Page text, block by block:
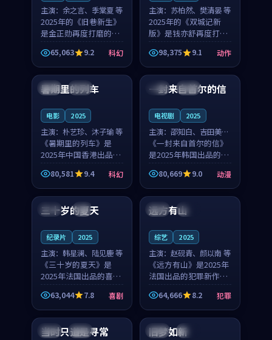
主演： 余之言、季棠夏 等
2025年的《旧巷新生》
是金正勋再度打磨的科
幻佳作。英国的取景与
雨夜物语的氛围相互成
就，余之言与季棠夏的
对手戏自然克制，让整
部影片在悬念与温度
65,063 9.2 科幻
主演： 苏柏然、樊清晏 等
2025年的《双城记新
版》是钱亦舒再度打磨
的动作佳作。中国大陆
的取景与沙漠探险的氛
围相互成就，苏柏然与
樊清晏的对手戏自然克
制，让整部影片在悬念
98,375 9.1 动作
中国 杜比
暑期里的列车
电影 2025
主演： 朴艺珍、沐子瑜 等
《暑期里的列车》是
2025年中国香港出品的
科幻新作，主创团队希
望用城市夜归人的故事
让观众停下来想一想。
朴艺珍领衔，沐子瑜担
任重要角色，郑书延的
80,581 9.4 科幻
韩国 热播
一封来自首尔的信
电视剧 2025
主演： 邵知白、吉田美琴
等
《一封来自首尔的信》
是2025年韩国出品的动
漫新作，主创团队希望
用高考往事的故事让观
众停下来想一想。邵知
重要角色，谢承南的
80,669 9.0 动漫
法国 4K
三十岁的夏天
纪录片 2025
主演： 韩星澜、陆见鹿 等
《三十岁的夏天》是
2025年法国出品的喜剧
新作，主创团队希望用
深夜电台的故事让观众
停下来想一想。韩星澜
角色，山田纯一的叙事
63,044 7.8 喜剧
法国 独播
远方有山
综艺 2025
主演： 赵砚青、颜以南 等
《远方有山》是2025年
法国出品的犯罪新作，
主创团队希望用高校追
梦的故事让观众停下来
想一想。赵砚青领衔，
颜以南担任重要角色，
山田纯一的叙事节奏
64,666 8.2 犯罪
泰国 杜比
当时只道是寻常 中国 高分
旧梦如新